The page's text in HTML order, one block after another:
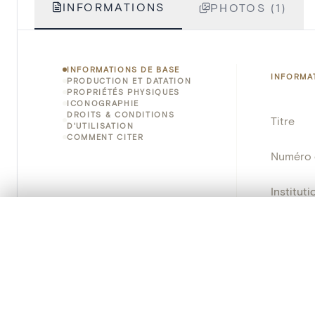
INFORMATIONS PHOTOS (1)
INFORMATIONS DE BASE
PRODUCTION ET DATATION
PROPRIÉTÉS PHYSIQUES
ICONOGRAPHIE
DROITS & CONDITIONS
D'UTILISATION
COMMENT CITER
Titre